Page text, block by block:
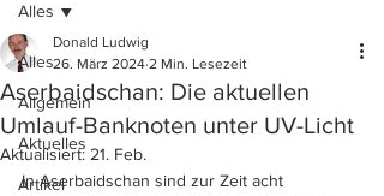
Alles
Allgemein
Aktuelles
Artikel
Alles
Aserbaidschan: Die aktuellen
Umlauf-Banknoten unter UV-Licht
Donald Ludwig
26. März 2024 2 Min. Lesezeit
Aktualisiert: 21. Feb.
In Aserbaidschan sind zur Zeit acht